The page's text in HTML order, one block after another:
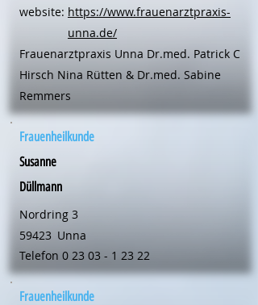
website: https://www.frauenarztpraxis-
unna.de/
Frauenarztpraxis Unna Dr.med. Patrick C
Hirsch Nina Rütten & Dr.med. Sabine
Remmers
Frauenheilkunde
Susanne
Düllmann
Nordring 3
59423 Unna
Telefon 0 23 03 - 1 23 22
Frauenheilkunde